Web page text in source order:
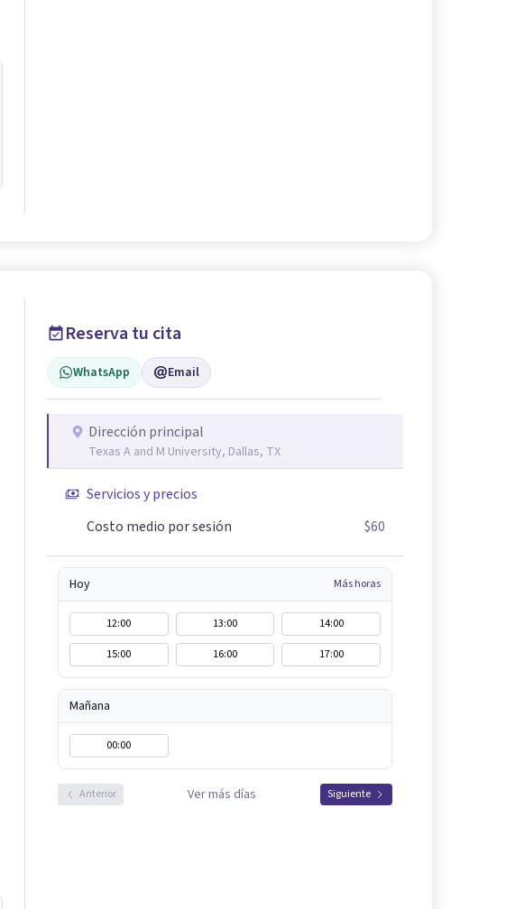
Reserva tu cita
WhatsApp Email
Dirección principal
Texas A and M University, Dallas, TX
Servicios y precios
Costo medio por sesión
$60
Hoy Más horas
12:00 13:00
14:00
15:00
16:00 17:00
Mañana
00:00
Anterior Ver más días Siguiente